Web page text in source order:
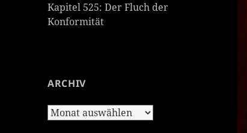
Kapitel 525: Der Fluch der
Konformität
ARCHIV
Archiv